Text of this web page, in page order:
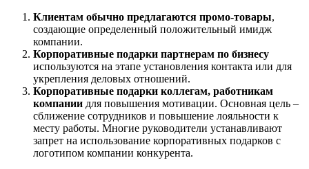
Клиентам обычно предлагаются промо-товары,
создающие определенный положительный имидж
компании.
Корпоративные подарки партнерам по бизнесу
используются на этапе установления контакта или для
укрепления деловых отношений.
Корпоративные подарки коллегам, работникам
компании для повышения мотивации. Основная цель –
сближение сотрудников и повышение лояльности к
месту работы. Многие руководители устанавливают
запрет на использование корпоративных подарков с
логотипом компании конкурента.